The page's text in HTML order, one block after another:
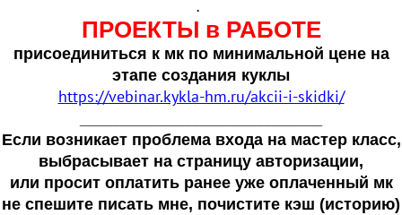
.
ПРОЕКТЫ в РАБОТЕ
присоединиться к мк по минимальной цене на
этапе создания куклы
https://vebinar.kykla-hm.ru/akcii-i-skidki/
Если возникает проблема входа на мастер класс,
выбрасывает на страницу авторизации,
или просит оплатить ранее уже оплаченный мк
не спешите писать мне, почистите кэш (историю)